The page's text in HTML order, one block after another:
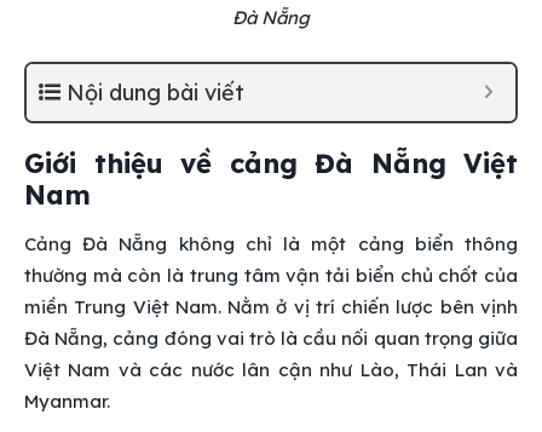
Đà Nẵng
Nội dung bài viết
Giới thiệu về cảng Đà Nẵng Việt
Nam
Cảng Đà Nẵng không chỉ là một cảng biển thông
thường mà còn là trung tâm vận tải biển chủ chốt của
miền Trung Việt Nam. Nằm ở vị trí chiến lược bên vịnh
Đà Nẵng, cảng đóng vai trò là cầu nối quan trọng giữa
Việt Nam và các nước lân cận như Lào, Thái Lan và
Myanmar.